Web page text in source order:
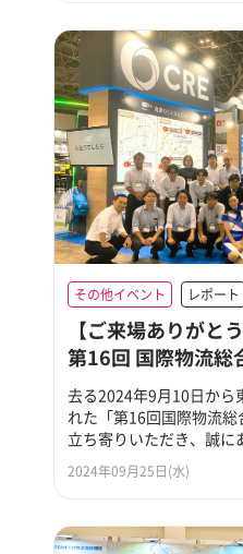
その他イベント レポート
【ご来場ありがと
第16回 国際物流総
去る2024年9月10日から
れた「第16回国際物流
立ち寄りいただき、誠に
2024年09月25日(水)